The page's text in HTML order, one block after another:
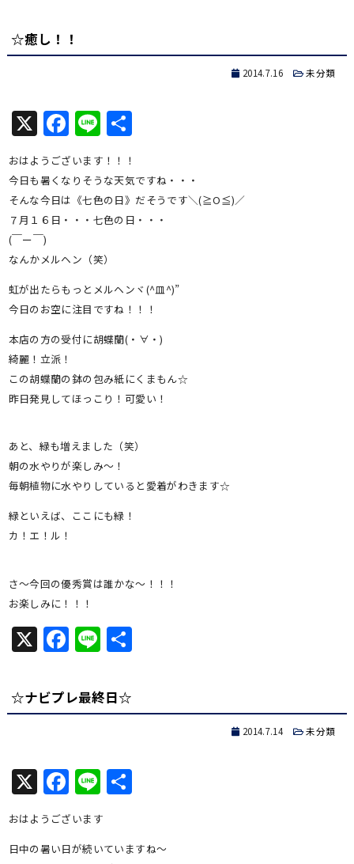
☆癒し！！
2014.7.16 未分類
X Facebook
Line共
おはようございます！！！
今日も暑くなりそうな天気ですね・・・
そんな今日は《七色の日》だそうです＼(≧O≦)／
７月１６日・・・七色の日・・・
(￣ー￣)
なんかメルヘン（笑）
虹が出たらもっとメルヘンヾ(^皿^)”
今日のお空に注目ですね！！！
本店の方の受付に胡蝶蘭(・∀・)
綺麗！立派！
この胡蝶蘭の鉢の包み紙にくまもん☆
昨日発見してほっこり！可愛い！
あと、緑も増えました（笑）
朝の水やりが楽しみ～！
毎朝植物に水やりしていると愛着がわきます☆
緑といえば、ここにも緑！
カ！エ！ル！
さ～今回の優秀賞は誰かな～！！！
お楽しみに！！！
X Facebook
Line共
☆ナビプレ最終日☆
2014.7.14 未分類
X Facebook
Line共
おはようございます
日中の暑い日が続いていますね～